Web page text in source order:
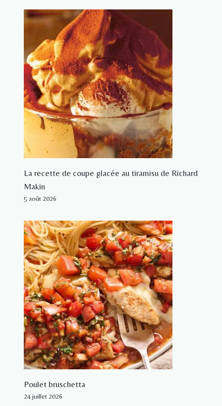
La recette de coupe glacée au tiramisu de Richard
Makin
5 août 2026
Poulet bruschetta
24 juillet 2026